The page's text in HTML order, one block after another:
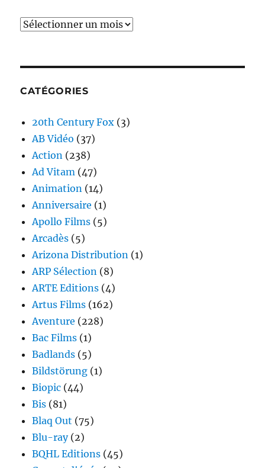
Archives
CATÉGORIES
20th Century Fox (3)
AB Vidéo (37)
Action (238)
Ad Vitam (47)
Animation (14)
Anniversaire (1)
Apollo Films (5)
Arcadès (5)
Arizona Distribution (1)
ARP Sélection (8)
ARTE Editions (4)
Artus Films (162)
Aventure (228)
Bac Films (1)
Badlands (5)
Bildstörung (1)
Biopic (44)
Bis (81)
Blaq Out (75)
Blu-ray(2)
BQHL Editions (45)